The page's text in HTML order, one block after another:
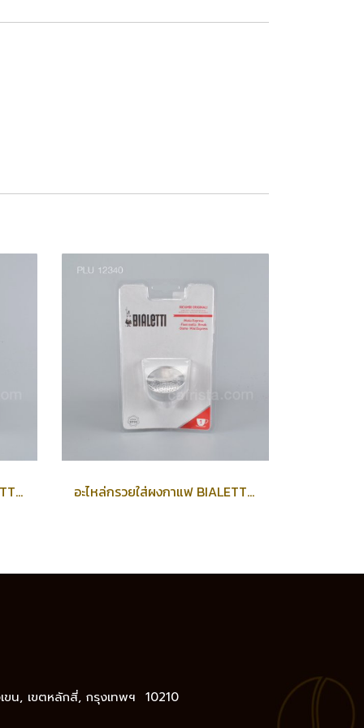
อะไหล่กรวยใส่ผงกาแฟ BIALETTI Coffee Funnel (2-cup) for Musa อะไหล่กรวยใส่ผงกาแฟ BIALETTI Coffee Funnel (1-cup)
น, เขตหลักสี่, กรุงเทพฯ 10210